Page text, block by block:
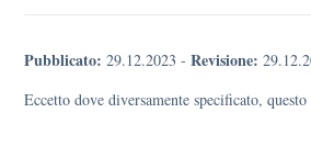
Pubblicato: 29.12.2023 - Revisione:
Eccetto dove diversamente specificato,